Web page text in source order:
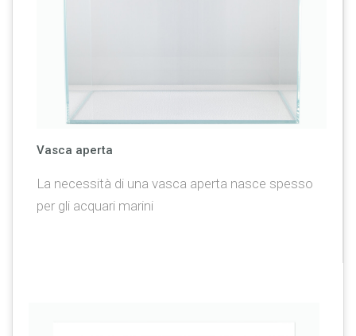
Vasca aperta
La necessità di una vasca aperta nasce spesso
per gli acquari marini